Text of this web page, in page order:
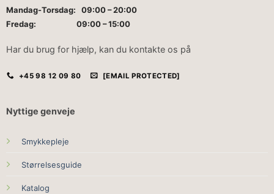
Mandag-Torsdag: 09:00 – 20:00
Fredag: 09:00 – 15:00
Har du brug for hjælp, kan du kontakte os på
+45 98 12 09 80 [EMAIL PROTECTED]
Nyttige genveje
Smykkepleje
Størrelsesguide
Katalog